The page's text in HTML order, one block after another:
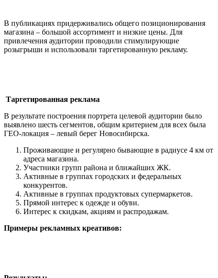
В публикациях придерживались общего позиционирования
магазина – большой ассортимент и низкие цены. Для
привлечения аудитории проводили стимулирующие
розыгрыши и использовали таргетированную рекламу.
Таргетированная реклама
В результате построения портрета целевой аудитории было
выявлено шесть сегментов, общим критерием для всех была
ГЕО-локация – левый берег Новосибирска.
Проживающие и регулярно бывающие в радиусе 4 км от
адреса магазина.
Участники групп района и ближайших ЖК.
Активные в группах городских и федеральных
конкурентов.
Активные в группах продуктовых супермаркетов.
Прямой интерес к одежде и обуви.
Интерес к скидкам, акциям и распродажам.
Примеры рекламных креативов: